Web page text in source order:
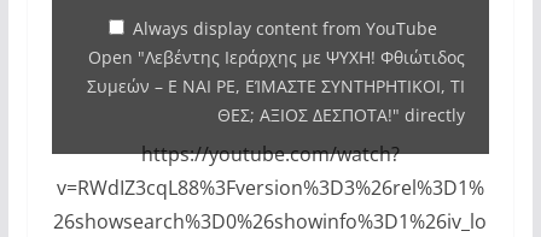
Συμεών
–
Ε
ΝΑΙ
ΡΕ,
ΕΊΜΑΣΤΕ
ΣΥΝΤΗΡΗΤΙΚΟΙ,
Always display content from YouTube
Open "Λεβέντης Ιεράρχης με ΨΥΧΗ! Φθιώτιδος
Συμεών – Ε ΝΑΙ ΡΕ, ΕΊΜΑΣΤΕ ΣΥΝΤΗΡΗΤΙΚΟΙ, ΤΙ
ΘΕΣ; ΑΞΙΟΣ ΔΕΣΠΟΤΑ!" directly
https://youtube.com/watch?
v=RWdIZ3cqL88%3Fversion%3D3%26rel%3D1%
26showsearch%3D0%26showinfo%3D1%26iv_lo